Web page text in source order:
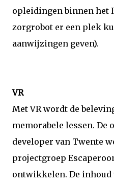
opleidingen binnen het
zorgrobot er een plek
aanwijzingen geven).
VR
Met VR wordt de
memorabele lessen. De
developer van Twente
projectgroep
ontwikkelen. De inhoud